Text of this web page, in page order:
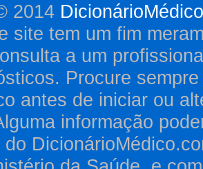
2014
site tem um fim
a um
Procure
antes de iniciar ou
informação
do